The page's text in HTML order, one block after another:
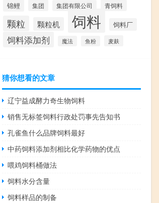
锦鲤 集团 集团有限公司 青饲料
颗粒 颗粒机 饲料 饲料厂
饲料添加剂 魔法 鱼粉 麦麸
猜你想看的文章
辽宁益成酵力奇生物饲料
销售无标签饲料行政处罚事先告知书
孔雀鱼什么品牌饲料最好
中药饲料添加剂相比化学药物的优点
喂鸡饲料桶做法
饲料水分含量
饲料样品的制备